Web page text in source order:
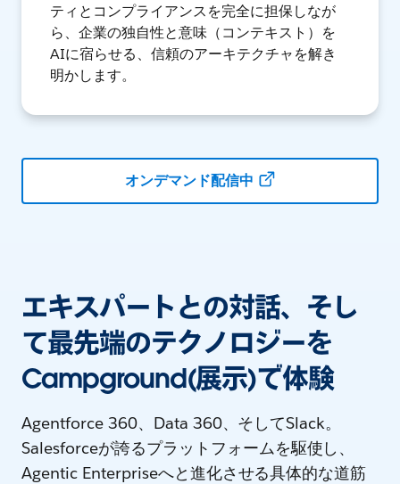
ティとコンプライアンスを完全に担保しなが
ら、企業の独自性と意味（コンテキスト）を
AIに宿らせる、信頼のアーキテクチャを解き
明かします。
オンデマンド配信中
エキスパートとの対話、そし
て最先端のテクノロジーを
Campground(展示)で体験
Agentforce 360、Data 360、そしてSlack。
Salesforceが誇るプラットフォームを駆使し、
Agentic Enterpriseへと進化させる具体的な道筋